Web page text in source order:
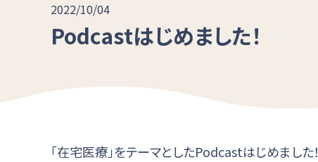
2022/10/04
Podcastはじめました！
「在宅医療」をテーマとしたPodcastはじめました！